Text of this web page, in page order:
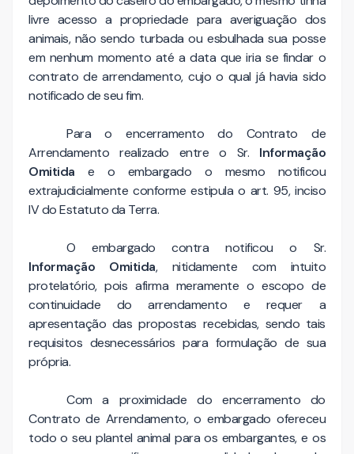
livre acesso a propriedade para averiguação dos
animais, não sendo turbada ou esbulhada sua posse
em nenhum momento até a data que iria se findar o
contrato de arrendamento, cujo o qual já havia sido
notificado de seu fim.
Para o encerramento do Contrato de
Arrendamento realizado entre o Sr. Informação
Omitida e o embargado o mesmo notificou
extrajudicialmente conforme estipula o art. 95, inciso
IV do Estatuto da Terra.
O embargado contra notificou o Sr.
Informação Omitida, nitidamente com intuito
protelatório, pois afirma meramente o escopo de
continuidade do arrendamento e requer a
apresentação das propostas recebidas, sendo tais
requisitos desnecessários para formulação de sua
própria.
Com a proximidade do encerramento do
Contrato de Arrendamento, o embargado ofereceu
todo o seu plantel animal para os embargantes, e os